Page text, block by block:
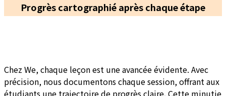
Progrès cartographié après chaque étape
Chez We, chaque leçon est une avancée évidente. Avec
précision, nous documentons chaque session, offrant aux
étudiants une trajectoire de progrès claire. Cette minutie